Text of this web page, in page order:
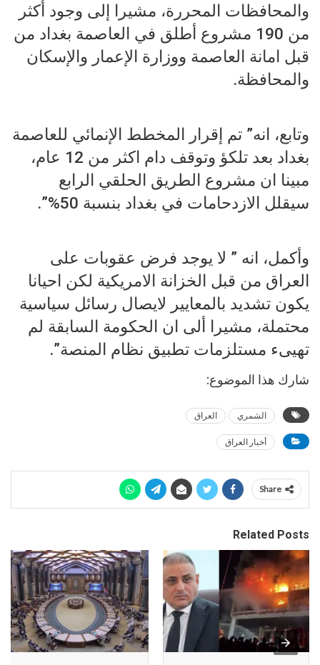
والمحافظات المحررة، مشيرا إلى وجود أكثر
من 190 مشروع أطلق في العاصمة بغداد من
قبل امانة العاصمة ووزارة الإعمار والإسكان
والمحافظة.
وتابع، انه” تم إقرار المخطط الإنمائي للعاصمة
بغداد بعد تلكؤ وتوقف دام اكثر من 12 عام،
مبينا ان مشروع الطريق الحلقي الرابع
سيقلل الازدحامات في بغداد بنسبة 50%”.
وأكمل، انه ” لا يوجد فرض عقوبات على
العراق من قبل الخزانة الامريكية لكن احيانا
يكون تشديد بالمعايير لايصال رسائل سياسية
محتملة، مشيرا ألى ان الحكومة السابقة لم
تهيىء مستلزمات تطبيق نظام المنصة”.
شارك هذا الموضوع:
الشمري العراق
أخبار العراق
Share
Related Posts